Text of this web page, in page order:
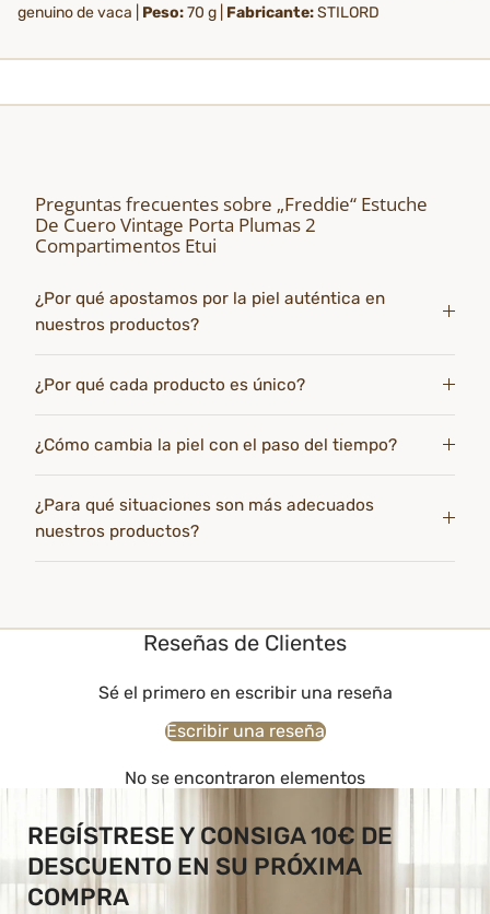
genuino de vaca | Peso:70 g | Fabricante:STILORD
Preguntas frecuentes sobre „Freddie“ Estuche
De Cuero Vintage Porta Plumas 2
Compartimentos Etui
¿Por qué apostamos por la piel auténtica en
nuestros productos?
¿Por qué cada producto es único?
¿Cómo cambia la piel con el paso del tiempo?
¿Para qué situaciones son más adecuados
nuestros productos?
Reseñas de Clientes
Sé el primero en escribir una reseña
Escribir una reseña
No se encontraron elementos
REGÍSTRESE Y CONSIGA 10€ DE
DESCUENTO EN SU PRÓXIMA
COMPRA